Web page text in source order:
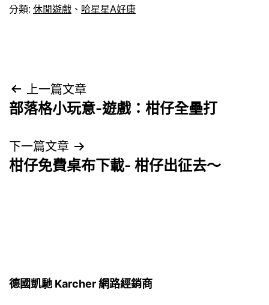
分類: 休閒遊戲 、 哈星星A好康
文
章
導
覽
上一篇文章
部落格小玩意-遊戲：柑仔全壘打
下一篇文章
柑仔免費桌布下載- 柑仔出征去～
德國凱馳 Karcher 網路經銷商